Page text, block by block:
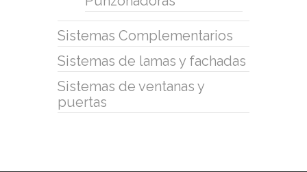
Sistemas Complementarios
Sistemas de lamas y fachadas
Sistemas de ventanas y
puertas